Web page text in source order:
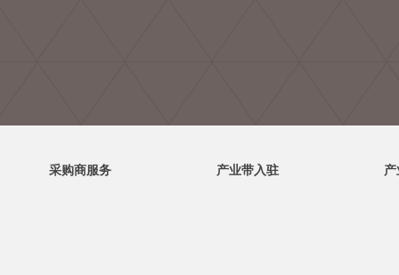
采购商服务 产业带入驻